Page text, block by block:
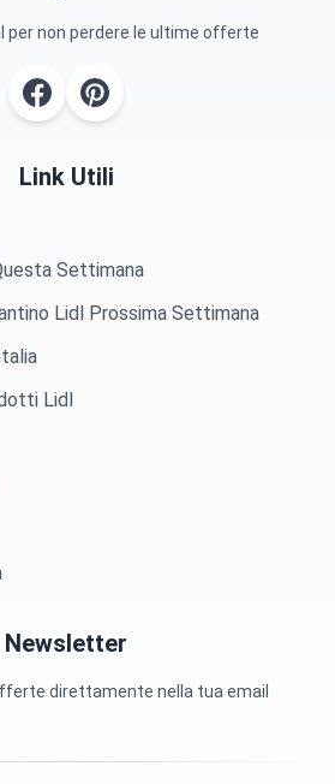
per non perdere le ultime offerte
Link Utili
Settimana
Lidl Prossima Settimana
Lidl
Newsletter
direttamente nella tua email